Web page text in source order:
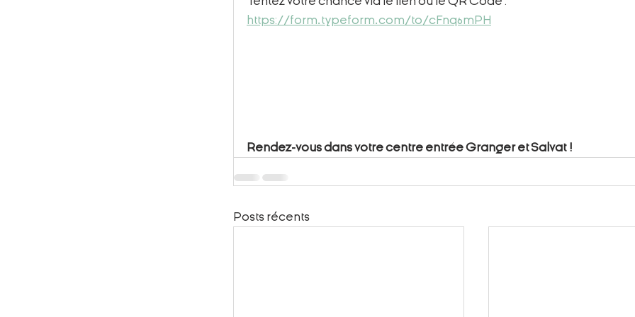
https://form.typeform.com/to/cFnq6mPH
Rendez-vous dans votre centre entrée Granger et Salvat !
Posts récents